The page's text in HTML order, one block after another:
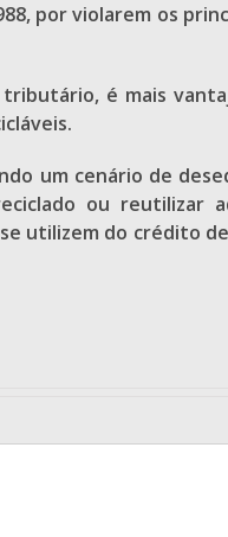
por violarem os
é mais
um cenário de
ou reutilizar
do crédito de